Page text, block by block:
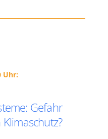
Uhr:
Gefahr